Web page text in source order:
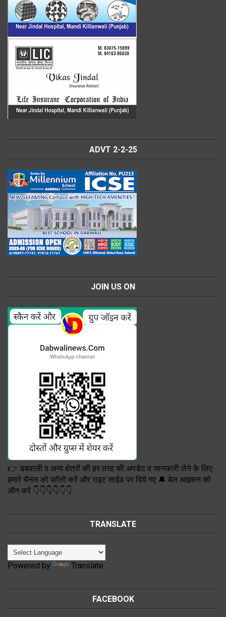
ADVT 2-2-25
JOIN US ON
👉 डबवाली व अन्य क्षेत्रों की हर तरह की अपडेट व जानकारी लेने के लिए
हमारे चैनल को फॉलो करें और राइट साईड पर दिये गए 🔔 बेल आइकन को
ऑन करें 👇👇👇👇👇👇
TRANSLATE
Powered by Translate
FACEBOOK